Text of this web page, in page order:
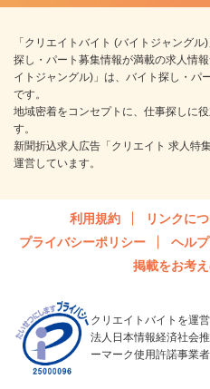
「クリエイトバイト (バイトジャング
探し・パート募集情報が満載の求人情
イトジャングル)」は、バイト探し・パ
です。
地域密着をコンセプトに、仕事探しに
す。
新聞折込求人広告「クリエイト 求人特
運営しています。
利用規約 リンクに
プライバシーポリシー
ヘルプ
掲載をお考
クリエイトバイトを運
法人日本情報経済社会
ーマーク使用許諾事業